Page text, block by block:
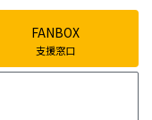
FANBOX
支援窓口